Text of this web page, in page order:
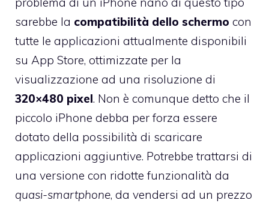
sarebbe la compatibilità dello schermo con
tutte le applicazioni attualmente disponibili
su App Store, ottimizzate per la
visualizzazione ad una risoluzione di
320×480 pixel. Non è comunque detto che il
piccolo iPhone debba per forza essere
dotato della possibilità di scaricare
applicazioni aggiuntive. Potrebbe trattarsi di
una versione con ridotte funzionalità da
quasi-smartphone, da vendersi ad un prezzo